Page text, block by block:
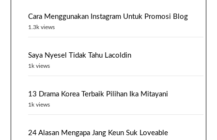
Cara Menggunakan Instagram Untuk Promosi Blog
1.3k views
Saya Nyesel Tidak Tahu Lacoldin
1k views
13 Drama Korea Terbaik Pilihan Ika Mitayani
1k views
24 Alasan Mengapa Jang Keun Suk Loveable